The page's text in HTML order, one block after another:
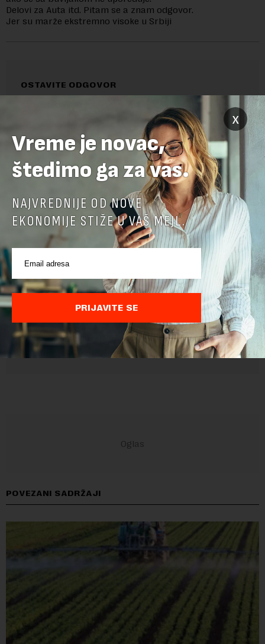
Delovi za Auta itd. Pitam se a znam odgovor.
Jer su marže ekstremno visoke u Srbiji
OSTAVITE ODGOVOR
Pre slanja komentara, molimo vas da se upoznate sa
pravilima komentarisanja i pravilima korišćenja sajta.
Sajt je zaštićen pomocu reCaptcha i Google.
Google Politika
POVEZANI SADRŽAJI
x
Vreme je novac,
štedimo ga za vas.
NAJVREDNIJE OD NOVE
EKONOMIJE STIŽE U VAŠ MEJL.
PRIJAVITE SE